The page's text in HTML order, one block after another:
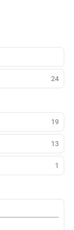
24
19
13
1